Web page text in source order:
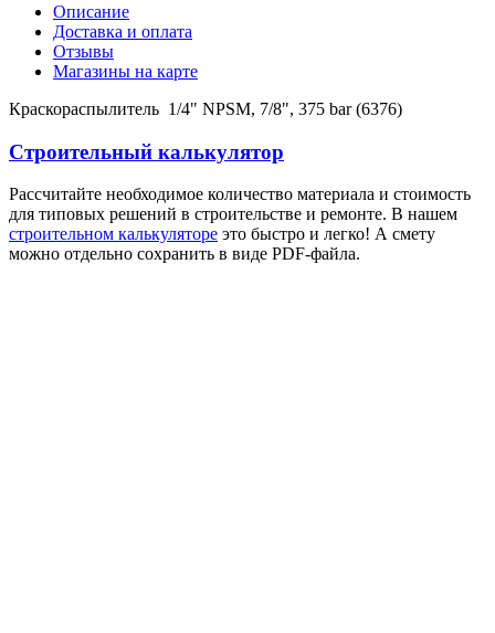
Описание
Доставка и оплата
Отзывы
Магазины на карте
Краскораспылитель 1/4" NPSM, 7/8", 375 bar (6376)
Строительный калькулятор
Рассчитайте необходимое количество материала и стоимость
для типовых решений в строительстве и ремонте. В нашем
строительном калькуляторе это быстро и легко! А смету
можно отдельно сохранить в виде PDF-файла.